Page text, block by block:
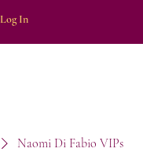
Log In
Naomi Di Fabio VIPs